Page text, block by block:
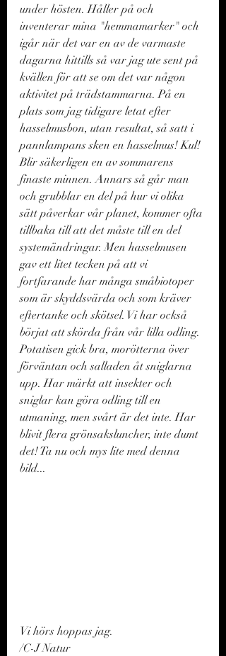
under hösten. Håller på och
inventerar mina "hemmamarker" och
igår när det var en av de varmaste
dagarna hittills så var jag ute sent på
kvällen för att se om det var någon
aktivitet på trädstammarna. På en
plats som jag tidigare letat efter
hasselmusbon, utan resultat, så satt i
pannlampans sken en hasselmus! Kul!
Blir säkerligen en av sommarens
finaste minnen. Annars så går man
och grubblar en del på hur vi olika
sätt påverkar vår planet, kommer ofta
tillbaka till att det måste till en del
systemändringar. Men hasselmusen
gav ett litet tecken på att vi
fortfarande har många småbiotoper
som är skyddsvärda och som kräver
eftertanke och skötsel. Vi har också
börjat att skörda från vår lilla odling.
Potatisen gick bra, morötterna över
förväntan och salladen åt sniglarna
upp. Har märkt att insekter och
sniglar kan göra odling till en
utmaning, men svårt är det inte. Har
blivit flera grönsaksluncher, inte dumt
det! Ta nu och mys lite med denna
bild...
Vi hörs hoppas jag.
/C-J Natur